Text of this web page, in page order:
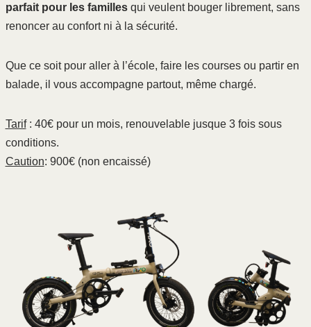
parfait pour les famillesqui veulent bouger librement, sans
renoncer au confort ni à la sécurité.
Que ce soit pour aller à l’école, faire les courses ou partir en
balade, il vous accompagne partout, même chargé.
Tarif: 40€ pour un mois, renouvelable jusque 3 fois sous
conditions.
Caution: 900€ (non encaissé)